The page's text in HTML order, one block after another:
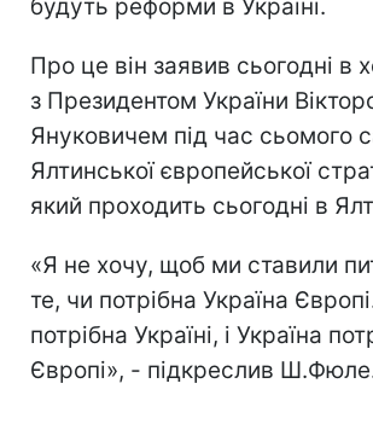
будуть реформи в Україні.
Про це він заявив сьогодні в
з Президентом України
Януковичем під час сьомого
Ялтинської європейської
який проходить сьогодні в
«Я не хочу, щоб ми ставили
те, чи потрібна Україна
потрібна Україні, і Україна
Європі», - підкреслив